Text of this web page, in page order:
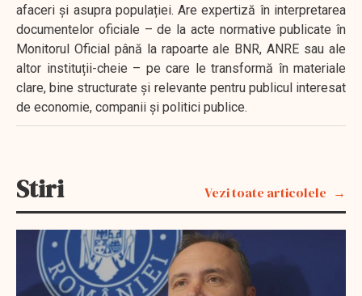
afaceri și asupra populației. Are expertiză în interpretarea
documentelor oficiale – de la acte normative publicate în
Monitorul Oficial până la rapoarte ale BNR, ANRE sau ale
altor instituții-cheie – pe care le transformă în materiale
clare, bine structurate și relevante pentru publicul interesat
de economie, companii și politici publice.
Stiri Vezi toate articolele